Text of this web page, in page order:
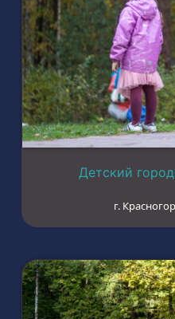
Детский
г.